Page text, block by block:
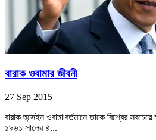
বারাক ওবামার জীবনী
27 Sep 2015
বারাক হুসেইন ওবামা৷বর্তমানে তাকে বিশ্বের
১৯৬১ সালের ৪...